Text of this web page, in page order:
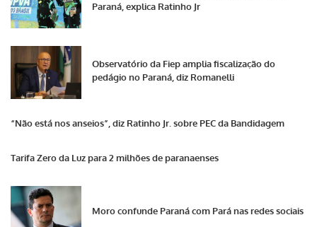
Paraná, explica Ratinho Jr
Observatório da Fiep amplia fiscalização do
pedágio no Paraná, diz Romanelli
“Não está nos anseios”, diz Ratinho Jr. sobre PEC da Bandidagem
Tarifa Zero da Luz para 2 milhões de paranaenses
Moro confunde Paraná com Pará nas redes sociais